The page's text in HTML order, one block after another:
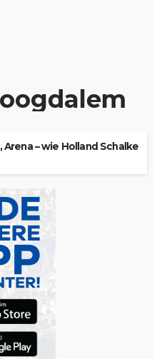
Arena – wie Holland Schalke